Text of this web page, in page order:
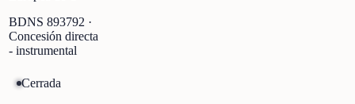
BDNS 893792 ·
Concesión directa
- instrumental
Cerrada